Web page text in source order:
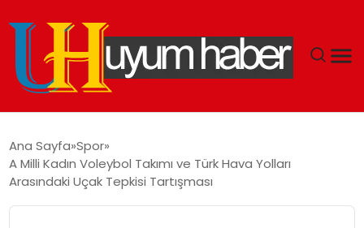
EKONOMI
Ana Sayfa Spor
A Milli Kadın Voleybol Takımı ve Türk Hava Yolları
Arasındaki Uçak Tepkisi Tartışması